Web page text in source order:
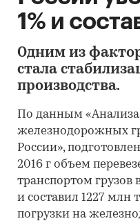
1% и
Одним из
стала
производства.
По данным
железнодорожных
России»,
2016 г объем
транспортом грузов
и составил 1227 млн
погрузки на